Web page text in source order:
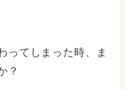
ってしまった時、ま
？